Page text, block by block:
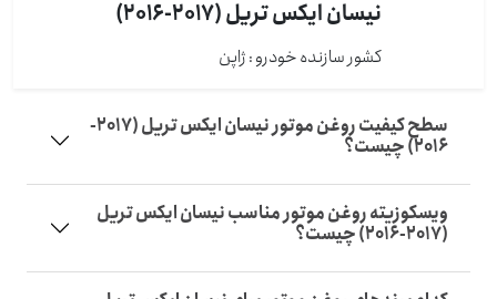
نیسان ایکس تریل (2017-2016)
کشور سازنده خودرو : ژاپن
سطح کیفیت روغن موتور نیسان ایکس تریل (2017-
2016) چیست؟
ویسکوزیته روغن موتور مناسب نیسان ایکس تریل
(2017-2016) چیست؟